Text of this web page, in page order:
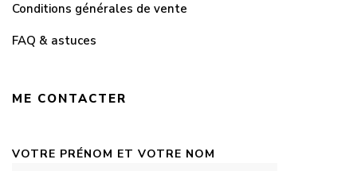
Conditions générales de vente
FAQ & astuces
ME CONTACTER
VOTRE PRÉNOM ET VOTRE NOM